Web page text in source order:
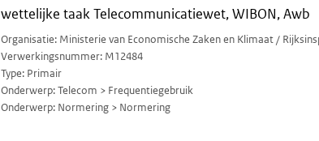
wettelijke taak Telecommunicatiewet, WIBON, Awb
Organisatie: Ministerie van Economische Zaken en Klimaat /
Verwerkingsnummer: M12484
Type: Primair
Onderwerp: Telecom > Frequentiegebruik
Onderwerp: Normering > Normering